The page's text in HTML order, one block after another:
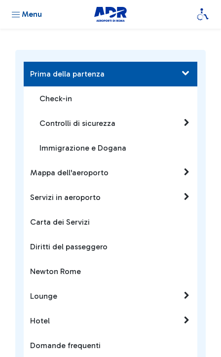
Menu
Prima della partenza
Check-in
Controlli di sicurezza
Immigrazione e Dogana
Mappa dell'aeroporto
Servizi in aeroporto
Carta dei Servizi
Diritti del passeggero
Newton Rome
Lounge
Hotel
Domande frequenti